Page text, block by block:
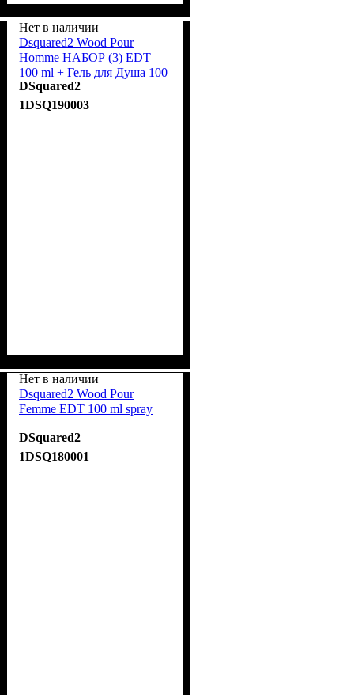
Нет в наличии
Dsquared2 Wood Pour
Homme НАБОР (3) EDT
100 ml + Гель для Душа 100
ml + Кошелёк
DSquared2
1DSQ190003
Нет в наличии
Dsquared2 Wood Pour
Femme EDT 100 ml spray
DSquared2
1DSQ180001